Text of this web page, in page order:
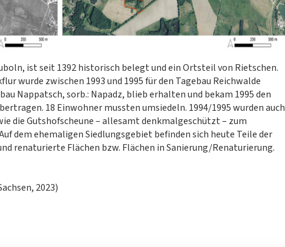
ist seit 1392 historisch belegt und ein Ortsteil von Rietschen.
wurde zwischen 1993 und 1995 für den Tagebau Reichwalde
Nappatsch, sorb.: Napadz, blieb erhalten und bekam 1995 den
18 Einwohner mussten umsiedeln. 1994/1995 wurden auch
die Gutshofscheune – allesamt denkmalgeschützt – zum
dem ehemaligen Siedlungsgebiet befinden sich heute Teile der
renaturierte Flächen bzw. Flächen in Sanierung/Renaturierung.
2023)